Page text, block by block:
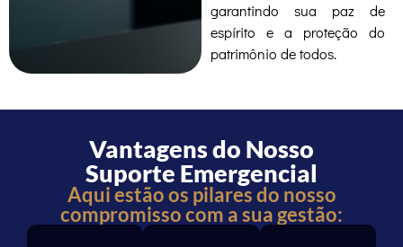
garantindo sua paz de
espírito e a proteção do
patrimônio de todos.
Vantagens do Nosso
Suporte Emergencial
Aqui estão os pilares do nosso
compromisso com a sua gestão: